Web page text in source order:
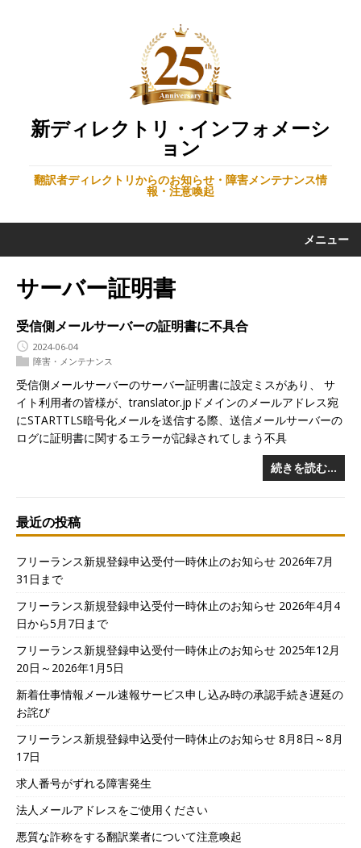
新ディレクトリ・インフォメーシ
ョン
翻訳者ディレクトリからのお知らせ・障害メンテナンス情
報・注意喚起
メニュー
サーバー証明書
受信側メールサーバーの証明書に不具合
2024-06-04
障害・メンテナンス
受信側メールサーバーのサーバー証明書に設定ミスがあり、 サ
イト利用者の皆様が、translator.jpドメインのメールアドレス宛
にSTARTTLS暗号化メールを送信する際、送信メールサーバーの
ログに証明書に関するエラーが記録されてしまう不具
続きを読む…
最近の投稿
フリーランス新規登録申込受付一時休止のお知らせ 2026年7月
31日まで
フリーランス新規登録申込受付一時休止のお知らせ 2026年4月4
日から5月7日まで
フリーランス新規登録申込受付一時休止のお知らせ 2025年12月
20日～2026年1月5日
新着仕事情報メール速報サービス申し込み時の承認手続き遅延の
お詫び
フリーランス新規登録申込受付一時休止のお知らせ 8月8日～8月
17日
求人番号がずれる障害発生
法人メールアドレスをご使用ください
悪質な詐称をする翻訳業者について注意喚起